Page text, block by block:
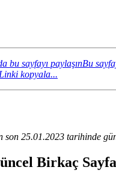
bu sayfayı paylaşınBu
Linki kopyala...
son 25.01.2023 tarihinde
Birkaç